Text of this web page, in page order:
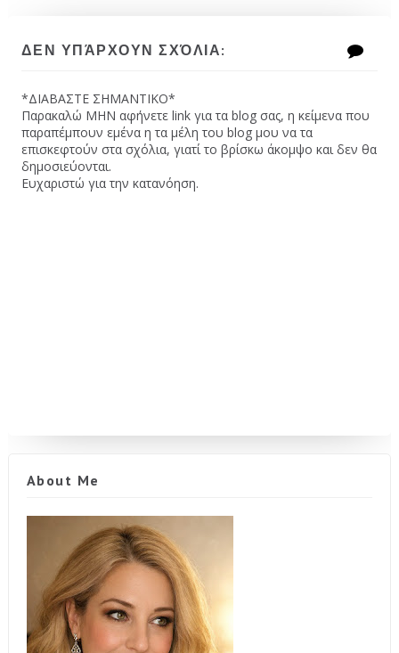
ΔΕΝ ΥΠΆΡΧΟΥΝ ΣΧΌΛΙΑ:
*ΔΙΑΒΑΣΤΕ ΣΗΜΑΝΤΙΚΟ*
Παρακαλώ MHN αφήνετε link για τα blog σας, η κείμενα που
παραπέμπουν εμένα η τα μέλη του blog μου να τα
επισκεφτούν στα σχόλια, γιατί το βρίσκω άκομψο και δεν θα
δημοσιεύονται.
Ευχαριστώ για την κατανόηση.
About Me